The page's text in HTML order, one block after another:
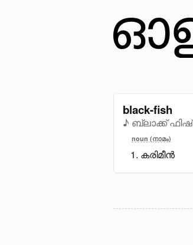
black-fish
♪ ബ്ലാക്ക് ഫിഷ്
noun (നാമം)
കരിമീൻ